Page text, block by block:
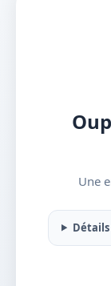
Une